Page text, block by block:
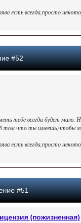
есть всегда,просто
#52
тебе всегда будет
том что ты имеешь,чтобы
есть всегда,просто
#51
(пожизненная)